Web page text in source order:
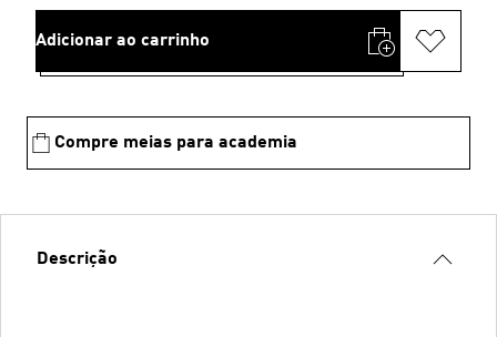
Adicionar ao carrinho
Compre meias para academia
Descrição